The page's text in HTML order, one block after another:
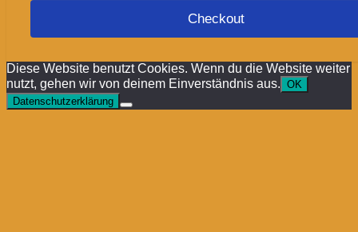
Checkout
Diese Website benutzt Cookies. Wenn du die Website weiter
nutzt, gehen wir von deinem Einverständnis aus. OK
Datenschutzerklärung